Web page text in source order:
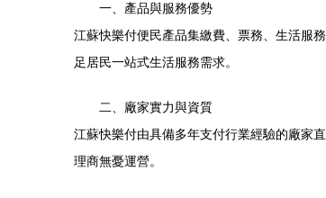
一、產品與服務優勢
江蘇快樂付便民產品集繳費、票務、生活服
足居民一站式生活服務需求。
二、廠家實力與資質
江蘇快樂付由具備多年支付行業經驗的廠家
理商無憂運營。